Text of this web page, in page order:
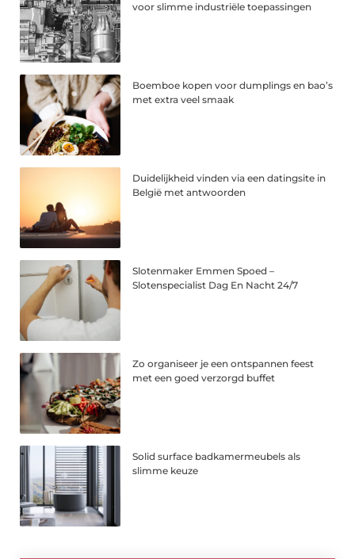
voor slimme industriële toepassingen
Boemboe kopen voor dumplings en bao’s
met extra veel smaak
Duidelijkheid vinden via een datingsite in
België met antwoorden
Slotenmaker Emmen Spoed –
Slotenspecialist Dag En Nacht 24/7
Zo organiseer je een ontspannen feest
met een goed verzorgd buffet
Solid surface badkamermeubels als
slimme keuze